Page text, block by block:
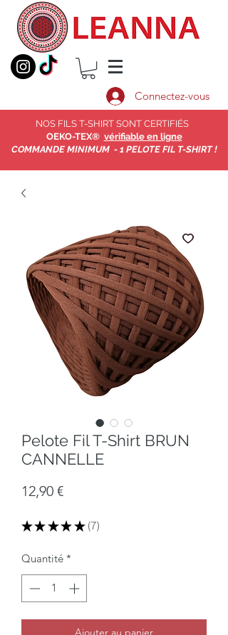
Connectez-vous
NOS FILS T-SHIRT SONT CERTIFIÉS
OEKO-TEX® vérifiable en ligne
COMMANDE MINIMUM - 1 PELOTE FIL T-SHIRT !
Pelote Fil T-Shirt BRUN
CANNELLE
12,90 €Prix
★ ★ ★ ★ ★ 7
7
Quantité *
Ajouter au panier